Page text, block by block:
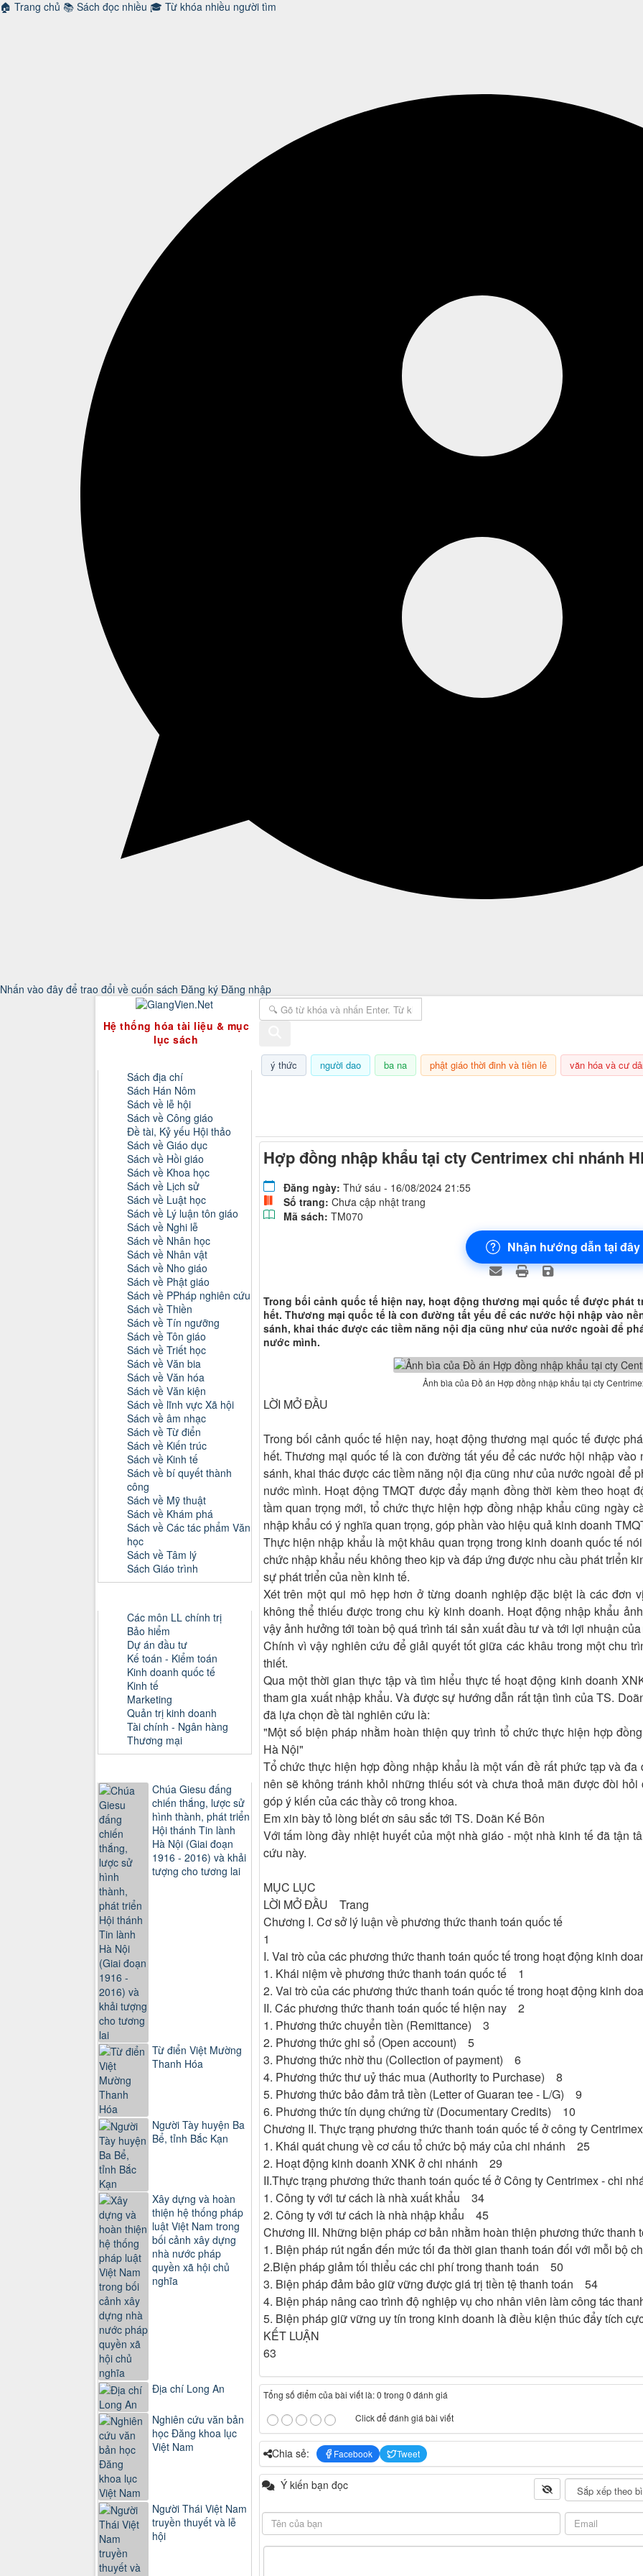
🏠 Trang chủ 📚 Sách đọc nhiều 🎓 Từ khóa nhiều người tìm
Nhấn vào đây để trao đổi về cuốn sách Đăng ký Đăng nhập
ý thức người dao ba na phật giáo thời đinh và tiền lê văn hóa và cư
Hợp đồng nhập khẩu tại cty Centrimex chi nhánh
Đăng ngày: Thứ sáu - 16/08/2024 21:55
Số trang: Chưa cập nhật trang
Mã sách: TM070
Nhận hướng dẫn tại đây
Trong bối cảnh quốc tế hiện nay, hoạt động thương mại quốc tế được phát
hết. Thương mại quốc tế là con đường tất yếu để các nước hội nhập vào
sánh, khai thác được các tiềm năng nội địa cũng như của nước ngoài để
nước mình.
Ảnh bìa của Đồ án Hợp đồng nhập khẩu tại cty
LỜI MỞ ĐẦU
Trong bối cảnh quốc tế hiện nay, hoạt động thương mại quốc tế được
hết. Thương mại quốc tế là con đường tất yếu để các nước hội nhập
sánh, khai thác được các tiềm năng nội địa cũng như của nước ngoài để
nước mình. Hoạt động TMQT được đẩy mạnh đồng thời kèm theo hoạt
tầm quan trọng mới, tổ chức thực hiện hợp đồng nhập khẩu cũng ngày
nhập khẩu có ý nghĩa quan trọng, góp phần vào hiệu quả kinh doanh
Thực hiện nhập khẩu là một khâu quan trọng trong kinh doanh quốc tế
chức nhập khẩu nếu không theo kịp và đáp ứng được nhu cầu phát triển
sự phát triển của nền kinh tế.
Xét trên một qui mô hẹp hơn ở từng doanh nghiệp đặc biệt là các đơn
không thể thiếu được trong chu kỳ kinh doanh. Hoạt động nhập khẩu
vậy ảnh hưởng tới toàn bộ quá trình tái sản xuất đầu tư và tới lợi nhuận
Chính vì vậy nghiên cứu để giải quyết tốt giữa các khâu trong một chu
thiết.
Qua một thời gian thực tập và tìm hiểu thực tế hoạt động kinh doanh
tham gia xuất nhập khẩu. Và được sự hướng dẫn rất tận tình của TS.
đã lựa chọn đề tài nghiên cứu là:
"Một số biện pháp nhằm hoàn thiện quy trình tổ chức thực hiện hợp
Hà Nội"
Tổ chức thực hiện hợp đồng nhập khẩu là một vấn đề rất phức tạp và
nên sẽ không tránh khỏi những thiếu sót và chưa thoả mãn được đòi
góp ý kiến của các thầy cô trong khoa.
Em xin bày tỏ lòng biết ơn sâu sắc tới TS. Doãn Kế Bôn
Với tấm lòng đầy nhiệt huyết của một nhà giáo - một nhà kinh tế đã tận
cứu này.
MỤC LỤC
LỜI MỞ ĐẦU Trang
Chương I. Cơ sở lý luận về phương thức thanh toán quốc tế
1
I. Vai trò của các phương thức thanh toán quốc tế trong hoạt động kinh
1. Khái niệm về phương thức thanh toán quốc tế 1
2. Vai trò của các phương thức thanh toán quốc tế trong hoạt động kinh
II. Các phương thức thanh toán quốc tế hiện nay 2
1. Phương thức chuyển tiền (Remittance) 3
2. Phương thức ghi sổ (Open account) 5
3. Phương thức nhờ thu (Collection of payment) 6
4. Phương thức thư uỷ thác mua (Authority to Purchase) 8
5. Phương thức bảo đảm trả tiền (Letter of Guaran tee - L/G) 9
6. Phương thức tín dụng chứng từ (Documentary Credits) 10
Chương II. Thực trạng phương thức thanh toán quốc tế ở công ty
1. Khái quát chung về cơ cấu tổ chức bộ máy của chi nhánh 25
2. Hoạt động kinh doanh XNK ở chi nhánh 29
II.Thực trạng phương thức thanh toán quốc tế ở Công ty Centrimex - chi
1. Công ty với tư cách là nhà xuất khẩu 34
2. Công ty với tư cách là nhà nhập khẩu 45
Chương III. Những biện pháp cơ bản nhằm hoàn thiện phương thức
1. Biện pháp rút ngắn đến mức tối đa thời gian thanh toán đối với mỗi bộ
2.Biện pháp giảm tối thiểu các chi phí trong thanh toán 50
3. Biện pháp đảm bảo giữ vững được giá trị tiền tệ thanh toán 54
4. Biện pháp nâng cao trình độ nghiệp vụ cho nhân viên làm công tác
5. Biện pháp giữ vững uy tín trong kinh doanh là điều kiện thúc đẩy tích
KẾT LUẬN
63
Tổng số điểm của bài viết là: 0 trong 0 đánh giá
Click để đánh giá bài viết
Chia sẻ: Facebook Tweet
Ý kiến bạn đọc
GiangVien.Net - Hệ thống hóa tài liệu & mục lục sách
Hệ thống hóa tài liệu & mục
lục sách
Sách địa chí
Sách Hán Nôm
Sách về lễ hội
Sách về Công giáo
Đề tài, Kỷ yếu Hội thảo
Sách về Giáo dục
Sách về Hồi giáo
Sách về Khoa học
Sách về Lịch sử
Sách về Luật học
Sách về Lý luận tôn giáo
Sách về Nghi lễ
Sách về Nhân học
Sách về Nhân vật
Sách về Nho giáo
Sách về Phật giáo
Sách về PPháp nghiên cứu
Sách về Thiền
Sách về Tín ngưỡng
Sách về Tôn giáo
Sách về Triết học
Sách về Văn bia
Sách về Văn hóa
Sách về Văn kiện
Sách về lĩnh vực Xã hội
Sách về âm nhạc
Sách về Từ điển
Sách về Kiến trúc
Sách về Kinh tế
Sách về bí quyết thành
công
Sách về Mỹ thuật
Sách về Khám phá
Sách về Các tác phẩm Văn
học
Sách về Tâm lý
Sách Giáo trình
Các môn LL chính trị
Bảo hiểm
Dự án đầu tư
Kế toán - Kiểm toán
Kinh doanh quốc tế
Kinh tế
Marketing
Quản trị kinh doanh
Tài chính - Ngân hàng
Thương mại
Chúa Giesu đấng
chiến thắng, lược sử
hình thành, phát triển
Hội thánh Tin lành
Hà Nội (Giai đoạn
1916 - 2016) và khải
tượng cho tương lai
Từ điển Việt Mường
Thanh Hóa
Người Tày huyện Ba
Bể, tỉnh Bắc Kạn
Xây dựng và hoàn
thiện hệ thống pháp
luật Việt Nam trong
bối cảnh xây dựng
nhà nước pháp
quyền xã hội chủ
nghĩa
Địa chí Long An
Nghiên cứu văn bản
học Đăng khoa lục
Việt Nam
Người Thái Việt Nam
truyền thuyết và lễ
hội